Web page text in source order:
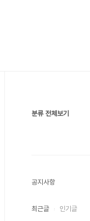
분류 전체보기
공지사항
최근글 인기글